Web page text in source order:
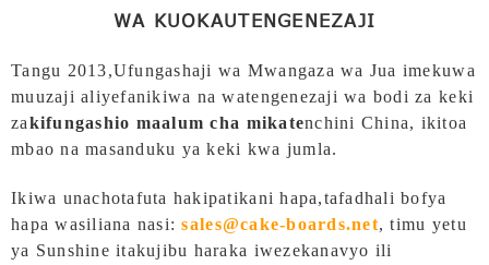
WA KUOKAUTENGENEZAJI
Tangu 2013,Ufungashaji wa Mwangaza wa Jua imekuwa
muuzaji aliyefanikiwa na watengenezaji wa bodi za keki
zakifungashio maalum cha mikatenchini China, ikitoa
mbao na masanduku ya keki kwa jumla.
Ikiwa unachotafuta hakipatikani hapa,tafadhali bofya
hapa wasiliana nasi: sales@cake-boards.net, timu yetu
ya Sunshine itakujibu haraka iwezekanavyo ili